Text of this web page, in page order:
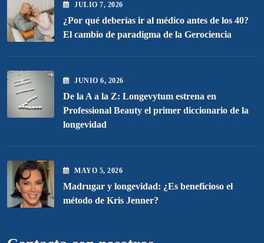
JULIO7, 2026
¿Por qué deberías ir al médico antes de los 40?
El cambio de paradigma de la Gerociencia
JUNIO6, 2026
De la A a la Z: Longevytum estrena en
Professional Beauty el primer diccionario de la
longevidad
MAYO 5, 2026
Madrugar y longevidad: ¿Es beneficioso el
método de Kris Jenner?